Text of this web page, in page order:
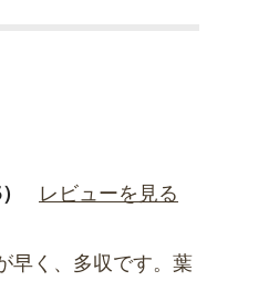
レビューを見る
早く、多収です。葉